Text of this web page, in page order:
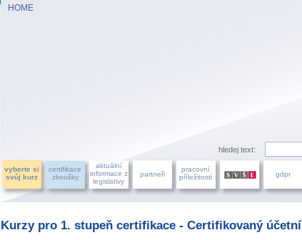
HOME
hledej text:
vyberte si
svůj kurz
certifikace
zkoušky
aktuální
informace z
legislativy
partneři
pracovní
příležitosti
gdpr
Kurzy pro 1. stupeň certifikace - Certifikovaný účetní